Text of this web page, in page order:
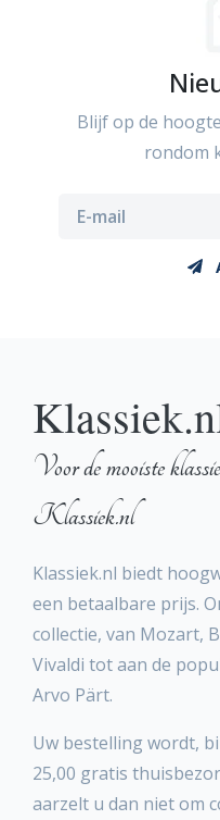
Blijf op de
rondom
Voor de mooiste
Klassiek.nl
Klassiek.nl biedt
een betaalbare prijs.
collectie, van Mozart,
Vivaldi tot aan de
Arvo Pärt.
Uw bestelling wordt,
25,00 gratis
aarzelt u dan niet om